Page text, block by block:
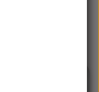
OG
motorer.